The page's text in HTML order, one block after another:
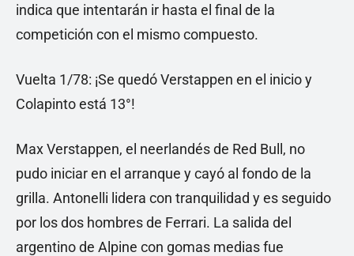
indica que intentarán ir hasta el final de la
competición con el mismo compuesto.
Vuelta 1/78: ¡Se quedó Verstappen en el inicio y
Colapinto está 13°!
Max Verstappen, el neerlandés de Red Bull, no
pudo iniciar en el arranque y cayó al fondo de la
grilla. Antonelli lidera con tranquilidad y es seguido
por los dos hombres de Ferrari. La salida del
argentino de Alpine con gomas medias fue